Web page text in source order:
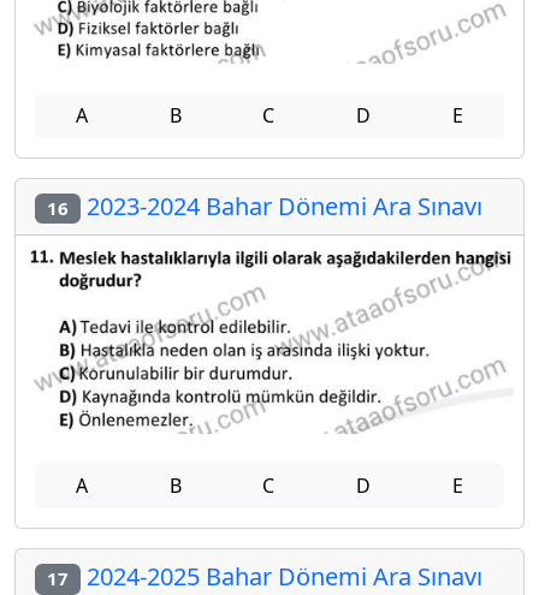
A B C D E
16 2023-2024 Bahar Dönemi Ara Sınavı
A B C D E
17 2024-2025 Bahar Dönemi Ara Sınavı